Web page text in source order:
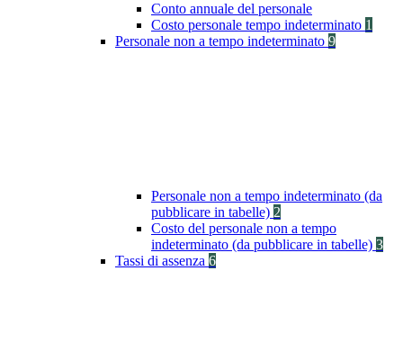
Conto annuale del personale
Costo personale tempo indeterminato 1
Personale non a tempo indeterminato 9
Personale non a tempo indeterminato (da
pubblicare in tabelle) 2
Costo del personale non a tempo
indeterminato (da pubblicare in tabelle) 3
Tassi di assenza 6